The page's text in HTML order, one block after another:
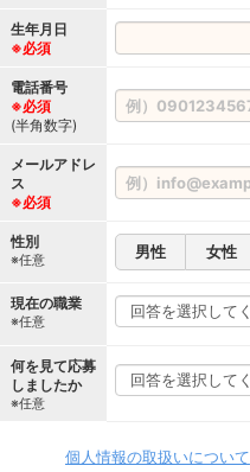
生年月日
※必須
電話番号
※必須
(半角数字)
メールアドレ
ス
※必須
性別
※任意 男性 女性
現在の職業
※任意
何を見て応募
しましたか
※任意
個人情報の取扱いについて